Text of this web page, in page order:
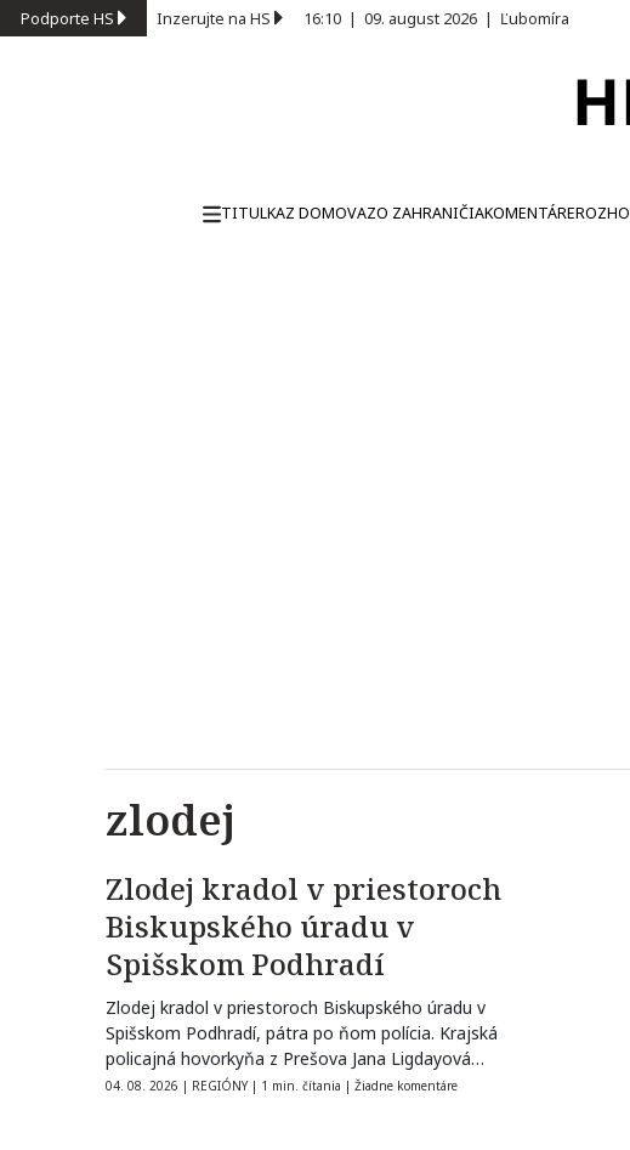
Podporte HS Inzerujte na HS 16:10 | 09. august 2026 | Ľubomíra
TITULKAZ DOMOVAZO ZAHRANIČIAKOMENTÁRE
zlodej
Zlodej kradol v priestoroch
Biskupského úradu v
Spišskom Podhradí
Zlodej kradol v priestoroch Biskupského úradu v
Spišskom Podhradí, pátra po ňom polícia. Krajská
policajná hovorkyňa z Prešova Jana Ligdayová…
04. 08. 2026 | REGIÓNY | 1 min. čítania | Žiadne komentáre